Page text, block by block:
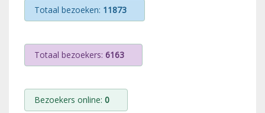
Totaal bezoeken: 11873
Totaal bezoekers: 6163
Bezoekers online: 0